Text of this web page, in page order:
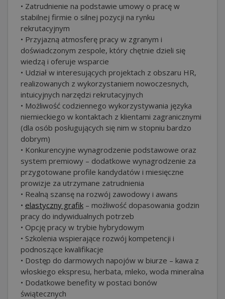
• Zatrudnienie na podstawie umowy o pracę w
stabilnej firmie o silnej pozycji na rynku
rekrutacyjnym
• Przyjazną atmosferę pracy w zgranym i
doświadczonym zespole, który chętnie dzieli się
wiedzą i oferuje wsparcie
• Udział w interesujących projektach z obszaru HR,
realizowanych z wykorzystaniem nowoczesnych,
intuicyjnych narzędzi rekrutacyjnych
• Możliwość codziennego wykorzystywania języka
niemieckiego w kontaktach z klientami zagranicznymi
(dla osób posługujących się nim w stopniu bardzo
dobrym)
• Konkurencyjne wynagrodzenie podstawowe oraz
system premiowy – dodatkowe wynagrodzenie za
przygotowane profile kandydatów i miesięczne
prowizje za utrzymane zatrudnienia
• Realną szansę na rozwój zawodowy i awans
• elastyczny grafik – możliwość dopasowania godzin
pracy do indywidualnych potrzeb
• Opcję pracy w trybie hybrydowym
• Szkolenia wspierające rozwój kompetencji i
podnoszące kwalifikacje
• Dostęp do darmowych napojów w biurze – kawa z
włoskiego ekspresu, herbata, mleko, woda mineralna
• Dodatkowe benefity w postaci bonów
świątecznych